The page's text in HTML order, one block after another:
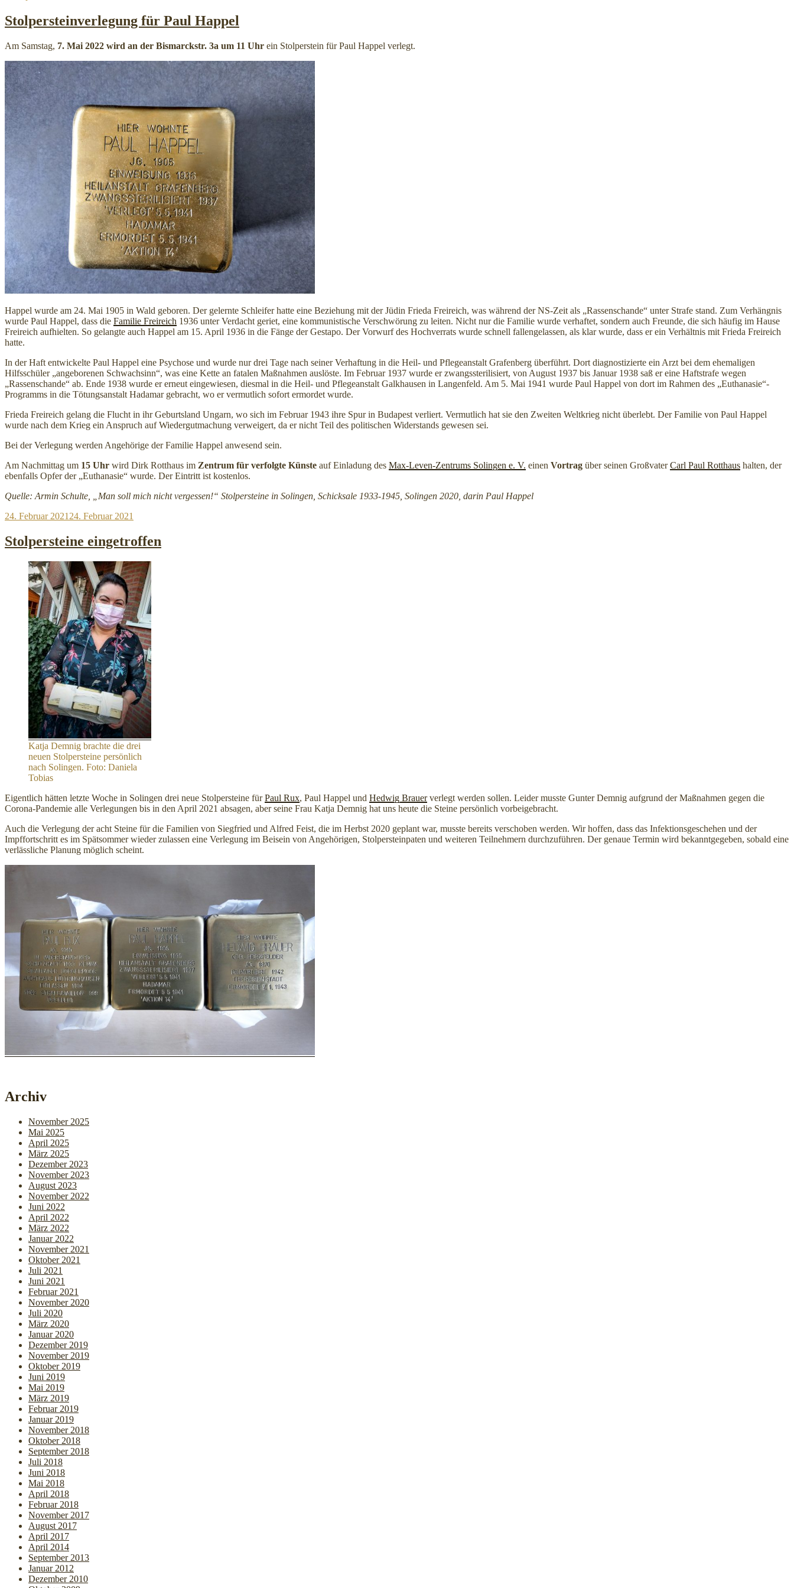
Stolpersteinverlegung für Paul Happel
Am Samstag, 7. Mai 2022 wird an der Bismarckstr. 3a um 11 Uhr ein Stolperstein für Paul Happel verlegt.
Happel wurde am 24. Mai 1905 in Wald geboren. Der gelernte Schleifer hatte eine Beziehung mit der Jüdin Frieda Freireich, was während der NS-Zeit als „Rassenschande“ unter Strafe stand. Zum Verhängnis
wurde Paul Happel, dass die Familie Freireich 1936 unter Verdacht geriet, eine kommunistische Verschwörung zu leiten. Nicht nur die Familie wurde verhaftet, sondern auch Freunde, die sich häufig im Hause
Freireich aufhielten. So gelangte auch Happel am 15. April 1936 in die Fänge der Gestapo. Der Vorwurf des Hochverrats wurde schnell fallengelassen, als klar wurde, dass er ein Verhältnis mit Frieda Freireich
hatte.
In der Haft entwickelte Paul Happel eine Psychose und wurde nur drei Tage nach seiner Verhaftung in die Heil- und Pflegeanstalt Grafenberg überführt. Dort diagnostizierte ein Arzt bei dem ehemaligen
Hilfsschüler „angeborenen Schwachsinn“, was eine Kette an fatalen Maßnahmen auslöste. Im Februar 1937 wurde er zwangssterilisiert, von August 1937 bis Januar 1938 saß er eine Haftstrafe wegen
„Rassenschande“ ab. Ende 1938 wurde er erneut eingewiesen, diesmal in die Heil- und Pflegeanstalt Galkhausen in Langenfeld. Am 5. Mai 1941 wurde Paul Happel von dort im Rahmen des „Euthanasie“-
Programms in die Tötungsanstalt Hadamar gebracht, wo er vermutlich sofort ermordet wurde.
Frieda Freireich gelang die Flucht in ihr Geburtsland Ungarn, wo sich im Februar 1943 ihre Spur in Budapest verliert. Vermutlich hat sie den Zweiten Weltkrieg nicht überlebt. Der Familie von Paul Happel
wurde nach dem Krieg ein Anspruch auf Wiedergutmachung verweigert, da er nicht Teil des politischen Widerstands gewesen sei.
Bei der Verlegung werden Angehörige der Familie Happel anwesend sein.
Am Nachmittag um 15 Uhr wird Dirk Rotthaus im Zentrum für verfolgte Künste auf Einladung des Max-Leven-Zentrums Solingen e. V. einen Vortrag über seinen GroßvaterCarl Paul Rotthaus halten, der
ebenfalls Opfer der „Euthanasie“ wurde. Der Eintritt ist kostenlos.
Quelle: Armin Schulte, „Man soll mich nicht vergessen!“ Stolpersteine in Solingen, Schicksale 1933-1945, Solingen 2020, darin Paul Happel
Veröffentlicht
24. Februar 2021 24. Februar 2021
Stolpersteine eingetroffen
Katja Demnig brachte die drei
neuen Stolpersteine persönlich
nach Solingen. Foto: Daniela
Tobias
Eigentlich hätten letzte Woche in Solingen drei neue Stolpersteine fürPaul Rux, Paul Happel und Hedwig Brauerverlegt werden sollen. Leider musste Gunter Demnig aufgrund der Maßnahmen gegen die
Corona-Pandemie alle Verlegungen bis in den April 2021 absagen, aber seine Frau Katja Demnig hat uns heute die Steine persönlich vorbeigebracht.
Auch die Verlegung der acht Steine für die Familien von Siegfried und Alfred Feist, die im Herbst 2020 geplant war, musste bereits verschoben werden. Wir hoffen, dass das Infektionsgeschehen und der
Impffortschritt es im Spätsommer wieder zulassen eine Verlegung im Beisein von Angehörigen, Stolpersteinpaten und weiteren Teilnehmern durchzuführen. Der genaue Termin wird bekanntgegeben, sobald eine
verlässliche Planung möglich scheint.
Archiv
November 2025
Mai 2025
April 2025
März 2025
Dezember 2023
November 2023
August 2023
November 2022
Juni 2022
April 2022
März 2022
Januar 2022
November 2021
Oktober 2021
Juli 2021
Juni 2021
Februar 2021
November 2020
Juli 2020
März 2020
Januar 2020
Dezember 2019
November 2019
Oktober 2019
Juni 2019
Mai 2019
März 2019
Februar 2019
Januar 2019
November 2018
Oktober 2018
September 2018
Juli 2018
Juni 2018
Mai 2018
April 2018
Februar 2018
November 2017
August 2017
April 2017
April 2014
September 2013
Januar 2012
Dezember 2010